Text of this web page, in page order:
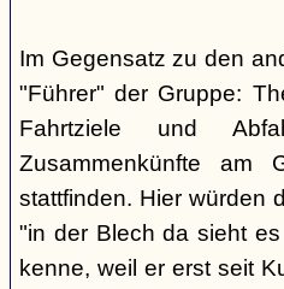
Im Gegensatz zu den
"Führer" der Gruppe:
Fahrtziele und
Zusammenkünfte am
stattfinden. Hier würden
"in der Blech da sieht
kenne, weil er erst seit